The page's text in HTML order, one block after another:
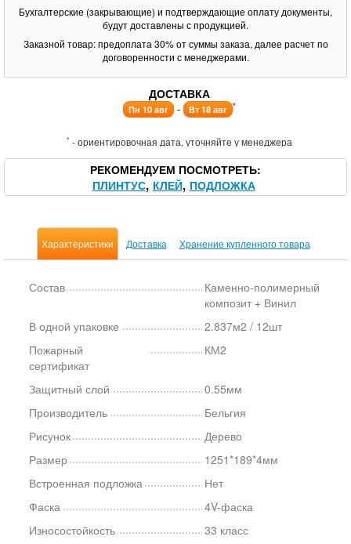
Бухгалтерские (закрывающие) и подтверждающие оплату документы,
будут доставлены с продукцией.
Заказной товар: предоплата 30% от суммы заказа, далее расчет по
договоренности с менеджерами.
ДОСТАВКА
Пн 10 авг - Вт 18 авг *
* - ориентировочная дата, уточняйте у менеджера
РЕКОМЕНДУЕМ ПОСМОТРЕТЬ
ПЛИНТУС КЛЕЙ ПОДЛОЖКА
Характеристики Доставка Хранение купленного товара
Состав
Каменно-полимерный
композит + Винил
В одной упаковке
2.837м2 / 12шт
Пожарный
сертификат
КМ2
Защитный слой
0.55мм
Производитель
Бельгия
Рисунок
Дерево
Размер
1251*189*4мм
Встроенная подложка
Нет
Фаска
4V-фаска
Износостойкость
33 класс